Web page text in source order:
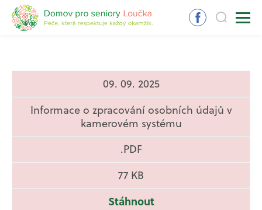
09. 09. 2025
Informace o zpracování osobních údajů v
kamerovém systému
.PDF
77 KB
Stáhnout